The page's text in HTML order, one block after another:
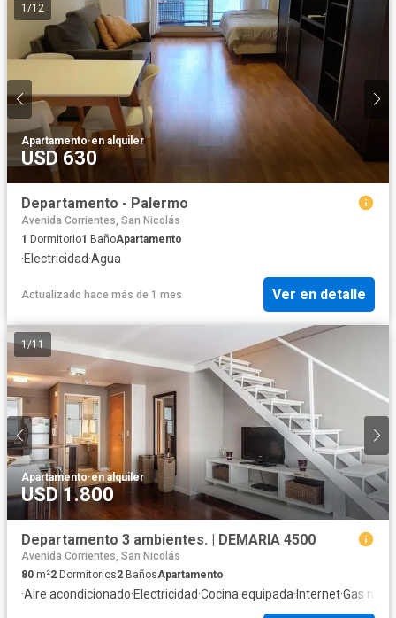
1 /12
Apartamento·en alquiler
USD 630
Departamento - Palermo
Avenida Corrientes, San Nicolás
1 Dormitorio1 BañoApartamento
·Electricidad·Agua
Actualizado hace más de 1 mes Ver en detalle
1/11
Apartamento·en alquiler
USD 1.800
Departamento 3 ambientes. | DEMARIA 4500
Avenida Corrientes, San Nicolás
80 m²2 Dormitorios2 BañosApartamento
·Aire acondicionado·Electricidad·Cocina equipada· Internet·Gas